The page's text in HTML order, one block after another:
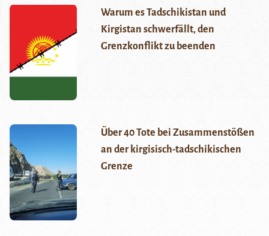
Warum es Tadschikistan und
Kirgistan schwerfällt, den
Grenzkonflikt zu beenden
Über 40 Tote bei Zusammenstößen
an der kirgisisch-tadschikischen
Grenze